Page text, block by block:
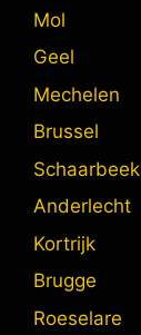
Mol
Geel
Mechelen
Brussel
Schaarbeek
Anderlecht
Kortrijk
Brugge
Roeselare